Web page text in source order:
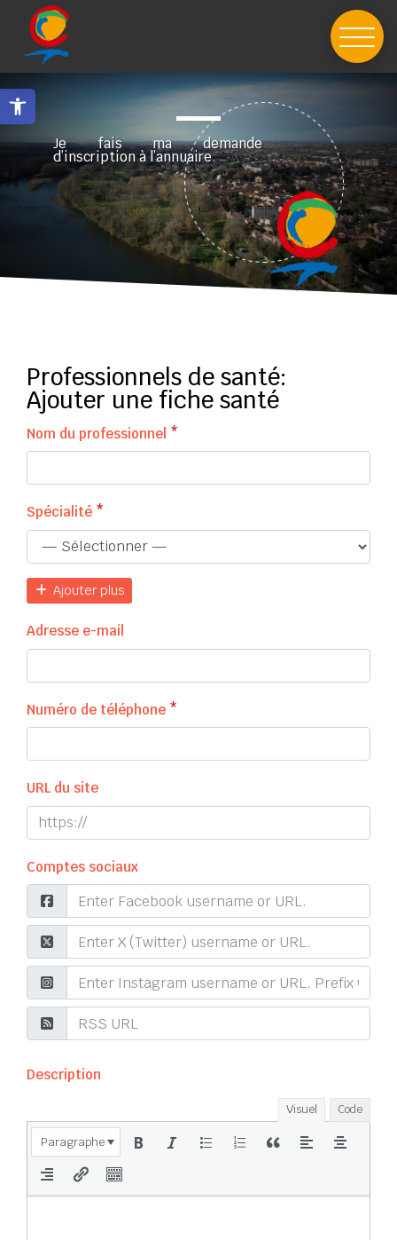
content
Ouvrir la barre d’outils
Je fais ma demande
d’inscription à l’annuaire
Professionnels de santé:
Ajouter une fiche santé
Nom du professionnel *
Spécialité *
Ajouter plus
Adresse e-mail
Numéro de téléphone *
URL du site
Comptes sociaux
Description
Visuel Code
Paragraphe